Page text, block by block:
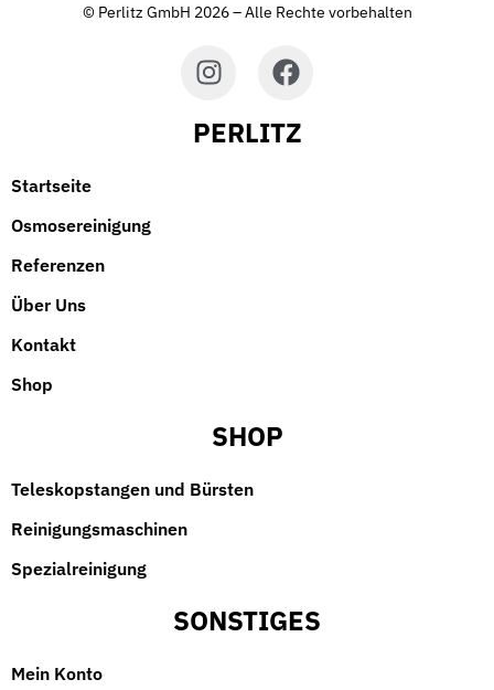
© Perlitz GmbH 2026 – Alle Rechte vorbehalten
PERLITZ
Startseite
Osmosereinigung
Referenzen
Über Uns
Kontakt
Shop
SHOP
Teleskopstangen und Bürsten
Reinigungsmaschinen
Spezialreinigung
SONSTIGES
Mein Konto